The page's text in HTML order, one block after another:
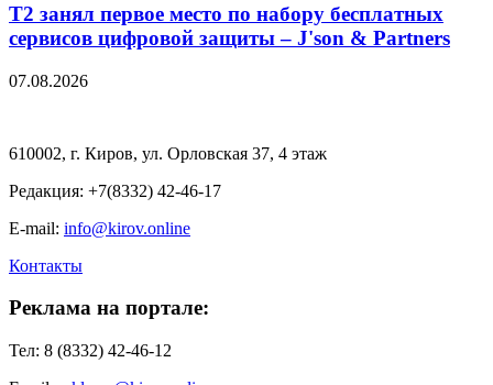
Т2 занял первое место по набору бесплатных
сервисов цифровой защиты – J'son & Partners
07.08.2026
610002, г. Киров, ул. Орловская 37, 4 этаж
Редакция: +7(8332) 42-46-17
E-mail: info@kirov.online
Контакты
Реклама на портале:
Тел: 8 (8332) 42-46-12